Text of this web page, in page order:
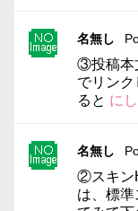
名無し
③投稿本
でリン
ると に
名無し
②スキン
は、標